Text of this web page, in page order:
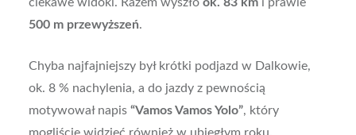
ciekawe widoki. Razem wyszło ok. 83 kmi prawie
500 m przewyższeń.
Chyba najfajniejszy był krótki podjazd w Dalkowie,
ok. 8 % nachylenia, a do jazdy z pewnością
motywował napis “Vamos Vamos Yolo”, który